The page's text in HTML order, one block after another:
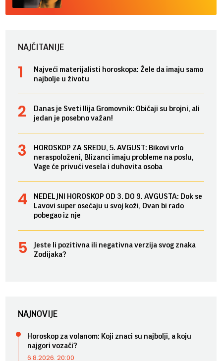
NAJČITANIJE
Najveći materijalisti horoskopa: Žele da imaju samo
najbolje u životu
Danas je Sveti Ilija Gromovnik: Običaji su brojni, ali
jedan je posebno važan!
HOROSKOP ZA SREDU, 5. AVGUST: Bikovi vrlo
neraspoloženi, Blizanci imaju probleme na poslu,
Vage će privući vesela i duhovita osoba
NEDELJNI HOROSKOP OD 3. DO 9. AVGUSTA: Dok se
Lavovi super osećaju u svoj koži, Ovan bi rado
pobegao iz nje
Jeste li pozitivna ili negativna verzija svog znaka
Zodijaka?
NAJNOVIJE
Horoskop za volanom: Koji znaci su najbolji, a koju
najgori vozači?
6.8.2026. 20:00